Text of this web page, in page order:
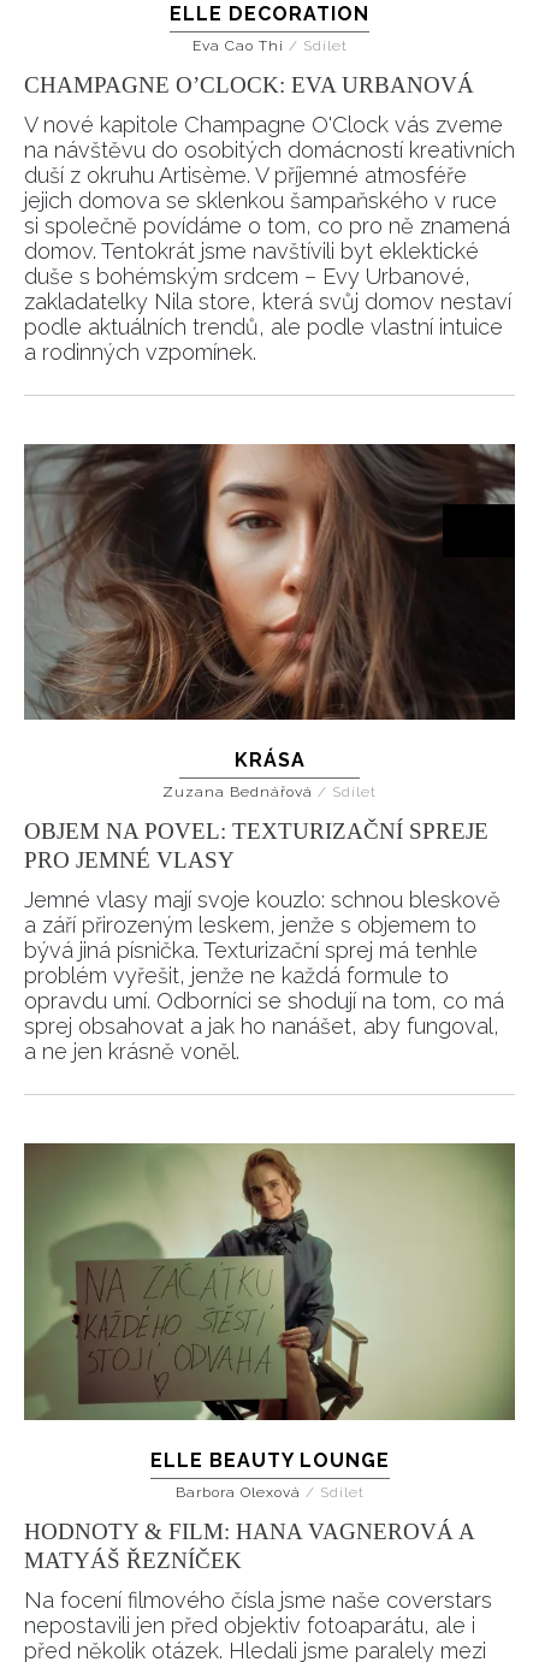
ELLE DECORATION
Eva Cao Thi / Sdílet
CHAMPAGNE O’CLOCK: EVA URBANOVÁ
V nové kapitole Champagne O'Clock vás zveme
na návštěvu do osobitých domácností kreativních
duší z okruhu Artisème. V příjemné atmosféře
jejich domova se sklenkou šampaňského v ruce
si společně povídáme o tom, co pro ně znamená
domov. Tentokrát jsme navštívili byt eklektické
duše s bohémským srdcem – Evy Urbanové,
zakladatelky Nila store, která svůj domov nestaví
podle aktuálních trendů, ale podle vlastní intuice
a rodinných vzpomínek.
KRÁSA
Zuzana Bednářová / Sdílet
OBJEM NA POVEL: TEXTURIZAČNÍ SPREJE
PRO JEMNÉ VLASY
Jemné vlasy mají svoje kouzlo: schnou bleskově
a září přirozeným leskem, jenže s objemem to
bývá jiná písnička. Texturizační sprej má tenhle
problém vyřešit, jenže ne každá formule to
opravdu umí. Odborníci se shodují na tom, co má
sprej obsahovat a jak ho nanášet, aby fungoval,
a ne jen krásně voněl.
ELLE BEAUTY LOUNGE
Barbora Olexová / Sdílet
HODNOTY & FILM: HANA VAGNEROVÁ A
MATYÁŠ ŘEZNÍČEK
Na focení filmového čísla jsme naše coverstars
nepostavili jen před objektiv fotoaparátu, ale i
před několik otázek. Hledali jsme paralely mezi